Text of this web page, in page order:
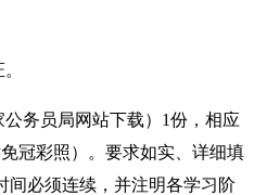
务员局网站下载） 1份，相应
冠彩照）。要求如实、详细填
间必须连续，并注明各学习阶